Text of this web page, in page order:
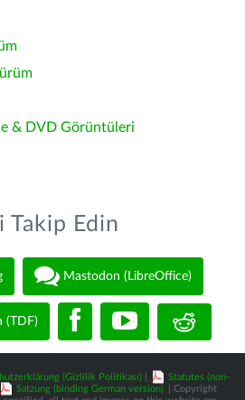
& DVD Görüntüleri
Takip Edin
Mastodon (LibreOffice)
(TDF)
(Gizlilik Politikası)
Statutes (non-
Satzung (binding German version)
| Copyright